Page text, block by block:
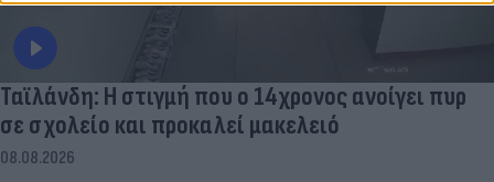
Ταϊλάνδη: Η στιγμή που ο 14χρονος ανοίγει πυρ
σε σχολείο και προκαλεί μακελειό
08.08.2026